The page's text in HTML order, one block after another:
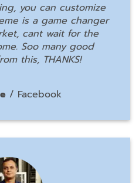
you can customize
is a game changer
cant wait for the
Soo many good
this, THANKS!
/ Facebook